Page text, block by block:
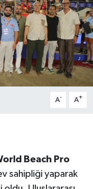
A- A+
Beach Pro
sahipliği yaparak